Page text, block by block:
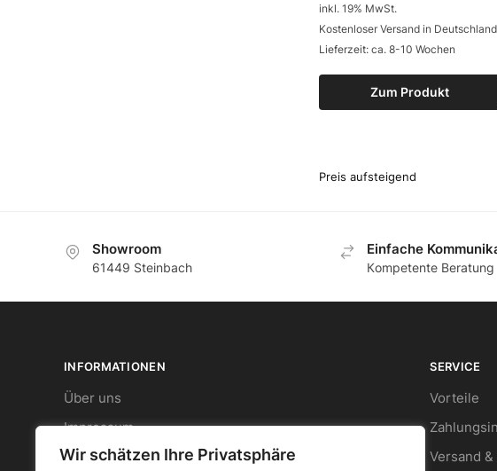
Wir schätzen Ihre Privatsphäre
Zum Produkt
inkl. 19% MwSt.
Kostenloser Versand in Deutschland
Lieferzeit: ca. 8-10 Wochen
Showroom
61449 Steinbach
Еinfache
Кompetente Beratung
INFORMATIONEN
Über uns
Impressum
Datenschutz
SERVICE
Vorteile
Versand